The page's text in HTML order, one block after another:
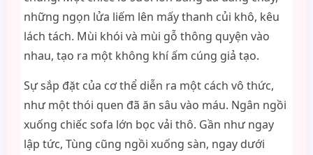
những ngọn lửa liếm lên mấy thanh củi khô, kêu
lách tách. Mùi khói và mùi gỗ thông quyện vào
nhau, tạo ra một không khí ấm cúng giả tạo.
Sự sắp đặt của cơ thể diễn ra một cách vô thức,
như một thói quen đã ăn sâu vào máu. Ngân ngồi
xuống chiếc sofa lớn bọc vải thô. Gần như ngay
lập tức, Tùng cũng ngồi xuống sàn, ngay dưới